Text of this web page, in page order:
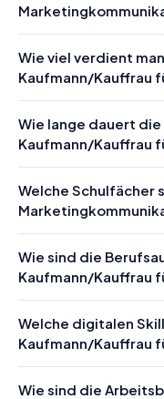
Wie viel verdient
Kaufmann/Kauffrau
Wie lange dauert
Kaufmann/Kauffrau
Welche Schulfächer
Wie sind die
Kaufmann/Kauffrau
Welche digitalen
Kaufmann/Kauffrau
Wie sind die